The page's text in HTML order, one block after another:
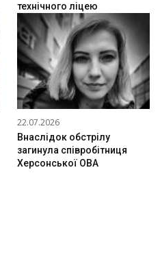
технічного ліцею
22.07.2026
Внаслідок обстрілу
загинула співробітниця
Херсонської ОВА